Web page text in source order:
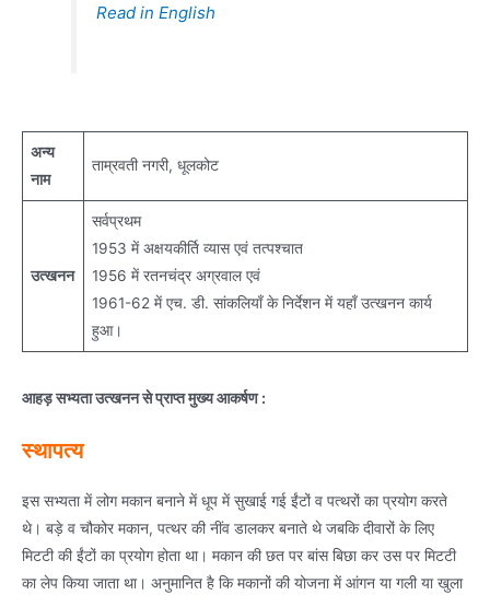
Read in English
अन्य
नाम
ताम्रवती नगरी, धूलकोट
उत्खनन
सर्वप्रथम
1953 में अक्षयकीर्ति व्यास एवं तत्पश्चात
1956 में रतनचंद्र अग्रवाल एवं
1961-62 में एच. डी. सांकलियाँ के निर्देशन में यहाँ उत्खनन कार्य
हुआ।
आहड़ सभ्यता उत्खनन से प्राप्त मुख्य आकर्षण :
स्थापत्य
इस सभ्यता में लोग मकान बनाने में धूप में सुखाई गई ईंटों व पत्थरों का प्रयोग करते
थे। बड़े व चौकोर मकान, पत्थर की नींव डालकर बनाते थे जबकि दीवारों के लिए
मिटटी की ईंटों का प्रयोग होता था। मकान की छत पर बांस बिछा कर उस पर मिटटी
का लेप किया जाता था। अनुमानित है कि मकानों की योजना में आंगन या गली या खुला